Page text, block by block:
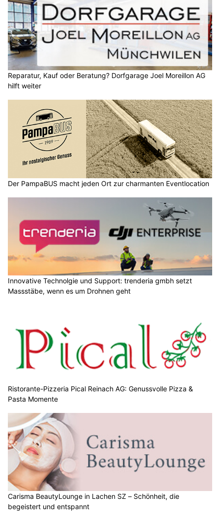
Reparatur, Kauf oder Beratung? Dorfgarage Joel Moreillon AG
hilft weiter
Der PampaBUS macht jeden Ort zur charmanten Eventlocation
Innovative Technolgie und Support: trenderia gmbh setzt
Massstäbe, wenn es um Drohnen geht
Ristorante-Pizzeria Pical Reinach AG: Genussvolle Pizza &
Pasta Momente
Carisma BeautyLounge in Lachen SZ – Schönheit, die
begeistert und entspannt